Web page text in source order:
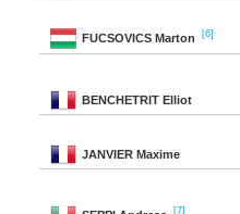
FUCSOVICS Marton [6]
BENCHETRIT Elliot
JANVIER Maxime
[7]